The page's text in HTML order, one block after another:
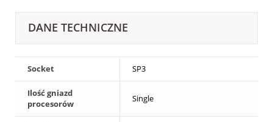
DANE TECHNICZNE
Socket SP3
Ilość gniazd
procesorów
Single